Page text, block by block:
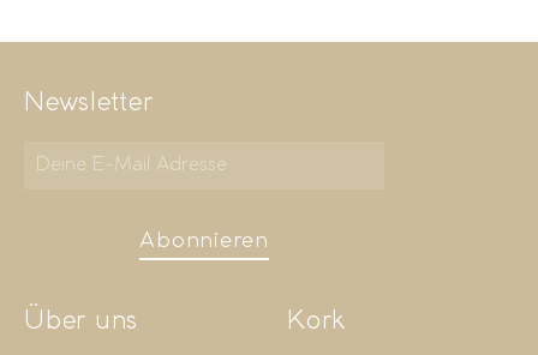
Newsletter
Abonnieren
Über uns Kork